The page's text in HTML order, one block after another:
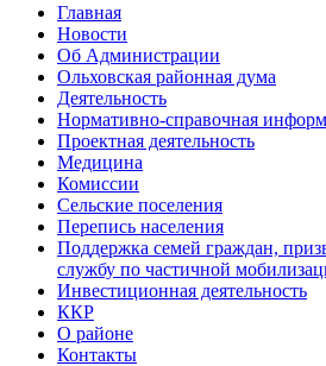
Главная
Новости
Об Администрации
Ольховская районная дума
Деятельность
Нормативно-справочная
Проектная деятельность
Медицина
Комиссии
Сельские поселения
Перепись населения
Поддержка семей граждан,
службу по частичной
Инвестиционная деятельность
ККР
О районе
Контакты